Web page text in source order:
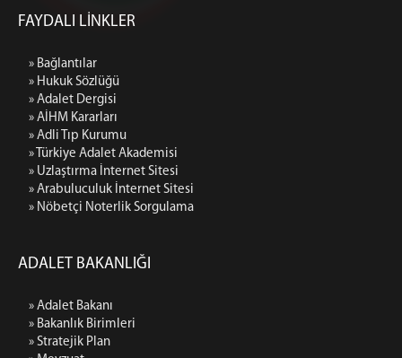
GAZİANTEP VERGİ MAHKEMESİ (BAĞLI)
MALATYA
1 İDARE MAHKEMESİ
2 İDARE MAHKEMESİ
3 İDARE MAHKEMESİ
VERGİ MAHKEMESİ
ŞANLIURFA
2 İDARE MAHKEMESİ
VERGİ MAHKEMESİ
MEDYA İLETİŞİM BÜROSU
FAYDALI LİNKLER
» Bağlantılar
» Hukuk Sözlüğü
» Adalet Dergisi
» AİHM Kararları
» Adli Tıp Kurumu
» Türkiye Adalet Akademisi
» Uzlaştırma İnternet Sitesi
» Arabuluculuk İnternet Sitesi
» Nöbetçi Noterlik Sorgulama
ADALET BAKANLIĞI
» Adalet Bakanı
» Bakanlık Birimleri
» Stratejik Plan